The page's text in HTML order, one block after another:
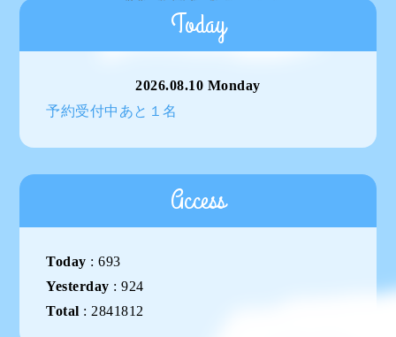
Today
2026.08.10 Monday
予約受付中あと１名
Access
Today :693
Yesterday :924
Total : 2841812